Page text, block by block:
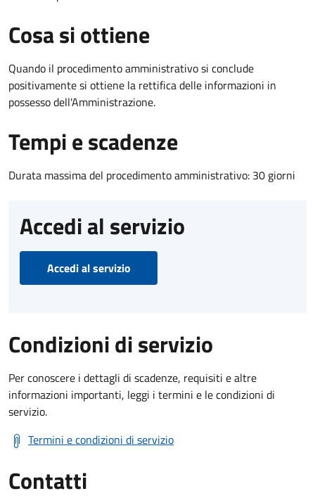
Cosa si ottiene
Quando il procedimento amministrativo si conclude
positivamente si ottiene la rettifica delle informazioni in
possesso dell'Amministrazione.
Tempi e scadenze
Durata massima del procedimento amministrativo: 30 giorni
Accedi al servizio
Accedi al servizio
Condizioni di servizio
Per conoscere i dettagli di scadenze, requisiti e altre
informazioni importanti, leggi i termini e le condizioni di
servizio.
Termini e condizioni di servizio
Contatti